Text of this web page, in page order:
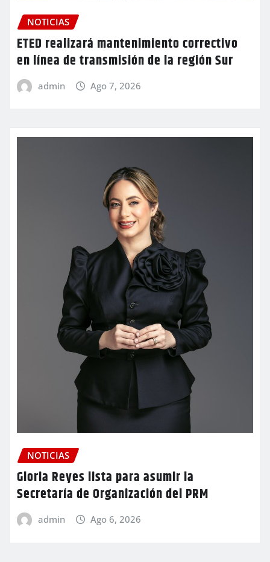
NOTICIAS
ETED realizará mantenimiento correctivo
en línea de transmisión de la región Sur
admin Ago 7, 2026
NOTICIAS
Gloria Reyes lista para asumir la
Secretaría de Organización del PRM
admin Ago 6, 2026